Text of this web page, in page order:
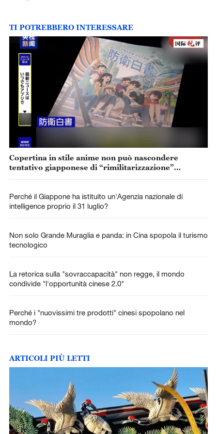
TI POTREBBERO INTERESSARE
Copertina in stile anime non può nascondere
tentativo giapponese di “rimilitarizzazione”
Perché il Giappone ha istituito un'Agenzia nazionale di
intelligence proprio il 31 luglio?
Non solo Grande Muraglia e panda: in Cina spopola il turismo
tecnologico
La retorica sulla "sovraccapacità" non regge, il mondo
condivide "l'opportunità cinese 2.0"
Perché i "nuovissimi tre prodotti" cinesi spopolano nel
mondo?
ARTICOLI PIÙ LETTI